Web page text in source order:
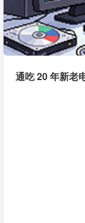
通吃 20 年新老